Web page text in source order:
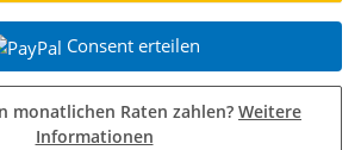
Consent erteilen
monatlichen Raten zahlen? Weitere
Informationen